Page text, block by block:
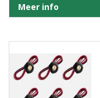
Meer info